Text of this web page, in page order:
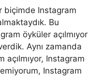
biçimde Instagram
Bu
öyküler açılmıyor
Aynı zamanda
açılmıyor, Instagram
Instagram